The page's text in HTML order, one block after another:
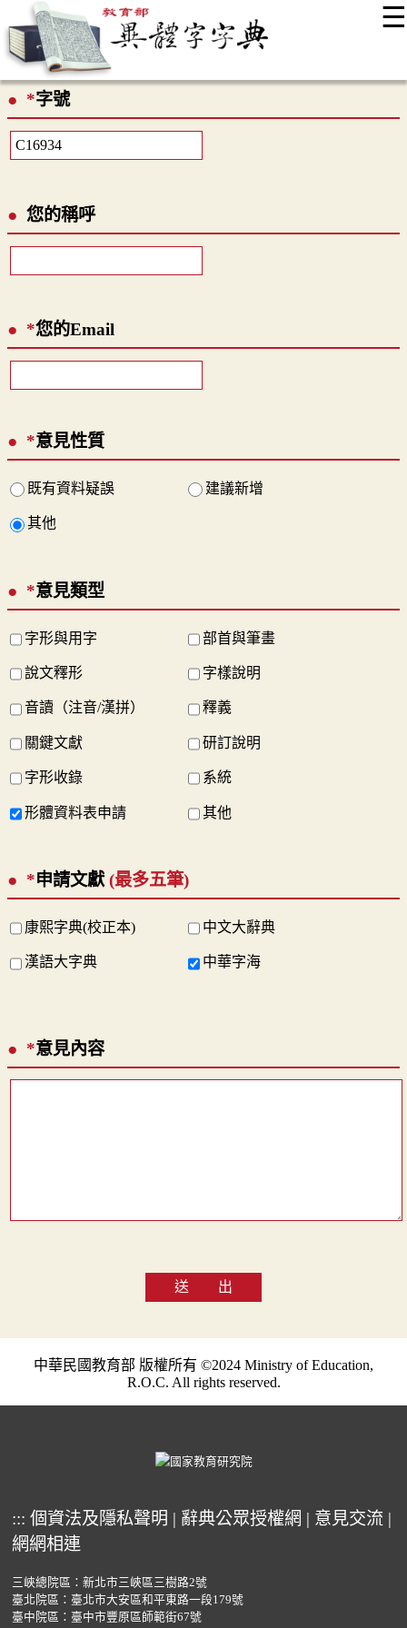
☰
最新消息
*字號
您的稱呼
*您的Email
*意見性質
既有資料疑誤 建議新增
其他
*意見類型
字形與用字 部首與筆畫
說文釋形 字樣說明
音讀（注音/漢拼） 釋義
關鍵文獻 研訂說明
字形收錄 系統
形體資料表申請 其他
*申請文獻(最多五筆)
康熙字典(校正本) 中文大辭典
漢語大字典 中華字海
*意見內容
送 出
中華民國教育部 版權所有 ©2024 Ministry of Education,
R.O.C. All rights reserved.
::: 個資法及隱私聲明 | 辭典公眾授權網 | 意見交流 |
網網相連
三峽總院區：新北市三峽區三樹路2號
臺北院區：臺北市大安區和平東路一段179號
臺中院區：臺中市豐原區師範街67號